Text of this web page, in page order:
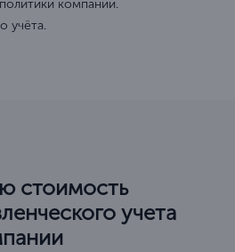
компании.
учёта.
стоимость
учета